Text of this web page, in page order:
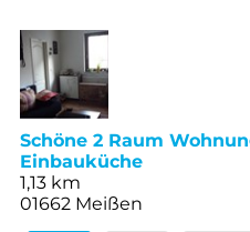
Schöne 2 Raum
Einbauküche
1,13 km
01662 Meißen